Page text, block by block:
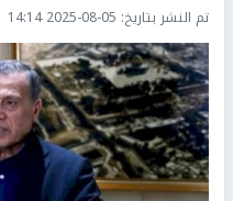
تم النشر بتاريخ: 2025-08-05 14:14